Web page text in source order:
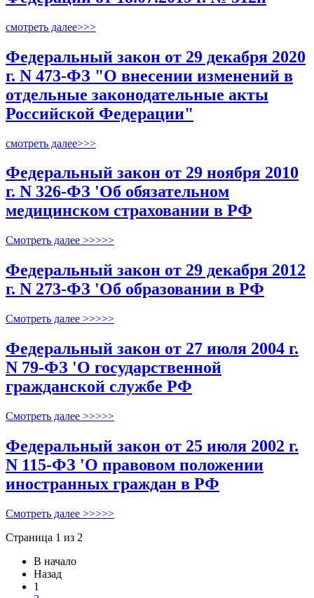
смотреть далее>>>
Федеральный закон от 29 декабря 2020
г. N 473-ФЗ "О внесении изменений в
отдельные законодательные акты
Российской Федерации"
смотреть далее>>>
Федеральный закон от 29 ноября 2010
г. N 326-ФЗ 'Об обязательном
медицинском страховании в РФ
Смотреть далее >>>>>
Федеральный закон от 29 декабря 2012
г. N 273-ФЗ 'Об образовании в РФ
Смотреть далее >>>>>
Федеральный закон от 27 июля 2004 г.
N 79-ФЗ 'О государственной
гражданской службе РФ
Смотреть далее >>>>>
Федеральный закон от 25 июля 2002 г.
N 115-ФЗ 'О правовом положении
иностранных граждан в РФ
Смотреть далее >>>>>
Страница 1 из 2
В начало
Назад
1